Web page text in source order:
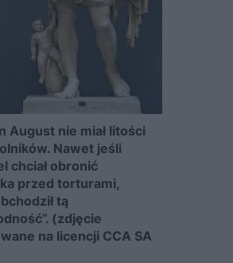
August nie miał litości
Nawet jeśli
chciał obronić
przed torturami,
tą
(zdjęcie
na licencji CCA SA